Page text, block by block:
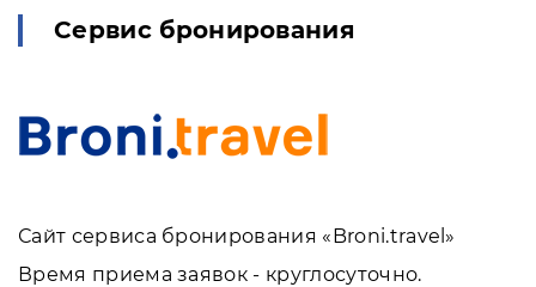
Сервис бронирования
Сайт сервиса бронирования «Broni.travel»
Время приема заявок - круглосуточно.